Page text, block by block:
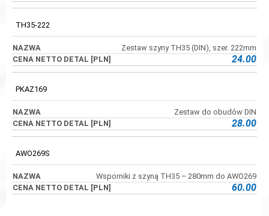
TH35-222
Zestaw szyny TH35 (DIN), szer. 222mm
24.00
PKAZ169
Zestaw do obudów DIN
28.00
AWO269S
Wsporniki z szyną TH35 – 280mm do AWO269
60.00